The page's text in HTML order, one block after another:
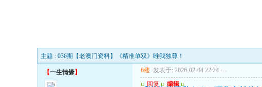
主题 : 036期【老澳门资料】《精准单双》唯我独尊！
【一生情缘】 6楼 发表于: 2026-02-04 22:24 ---
u 回复 u 编辑 u